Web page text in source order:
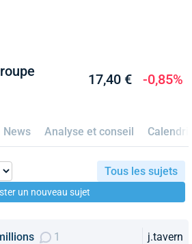
17,40 € -0,85%
News Analyse et conseil
Tous les sujets
un nouveau sujet
1 j.tavern